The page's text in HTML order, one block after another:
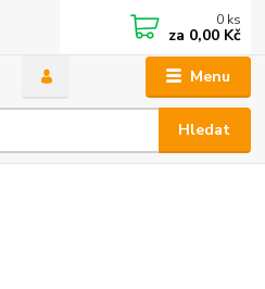
Menu
Hledat
0 ks
za 0,00 Kč